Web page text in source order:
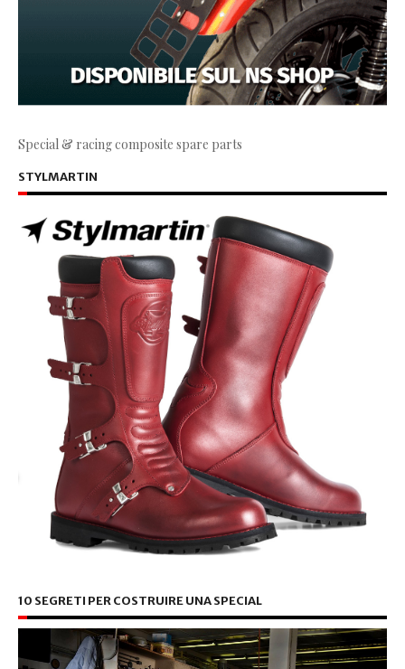
Special & racing composite spare parts
STYLMARTIN
10 SEGRETI PER COSTRUIRE UNA SPECIAL